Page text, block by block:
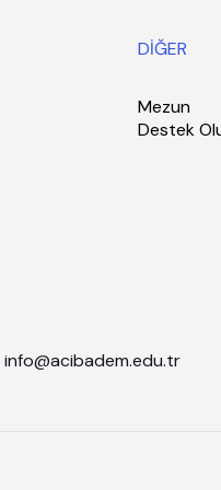
DİĞER
Mezun
Destek
info@acibadem.edu.tr